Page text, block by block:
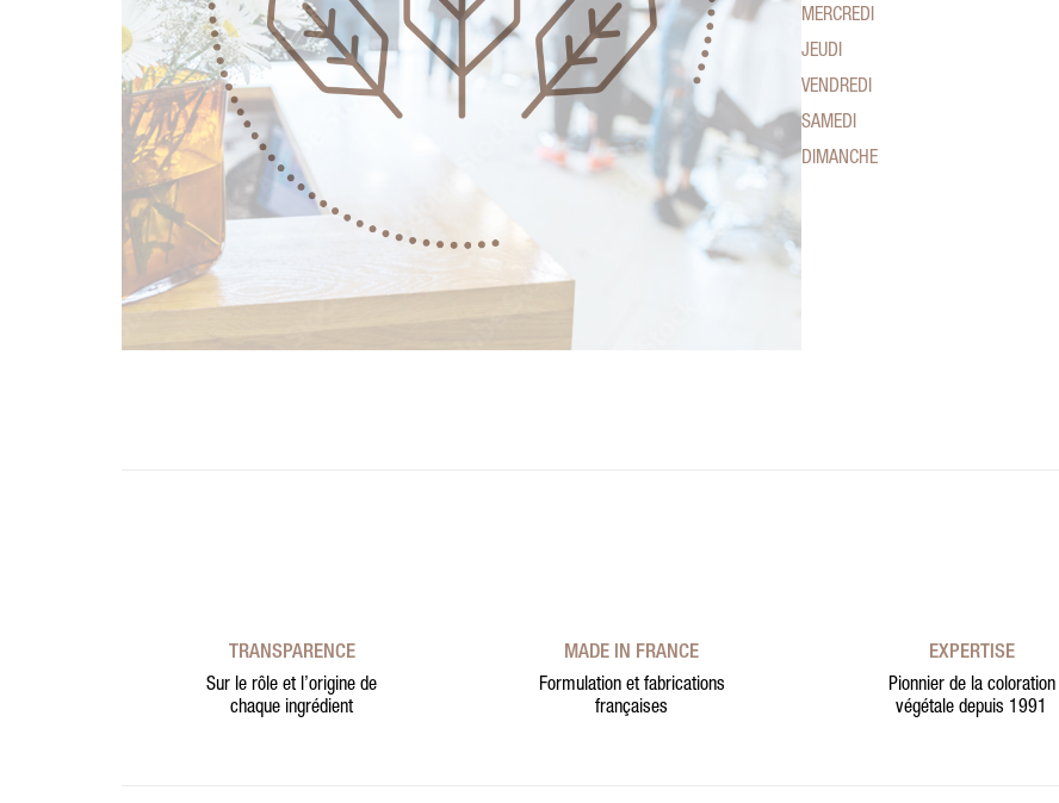
MERCREDI
JEUDI
VENDREDI
SAMEDI
DIMANCHE
TRANSPARENCE
Sur le rôle et l’origine de
chaque ingrédient
MADE IN FRANCE
Formulation et fabrications
françaises
EXPERTISE
Pionnier de la coloration
végétale depuis 1991